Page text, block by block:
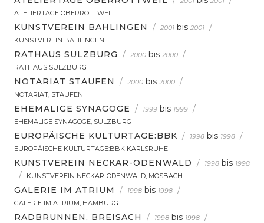
ATELIERTAGE OBERROTTWEIL
KUNSTVEREIN BAHLINGEN / 2001 bis 2001 /
KUNSTVEREIN BAHLINGEN
RATHAUS SULZBURG / 2000 bis 2000 /
RATHAUS SULZBURG
NOTARIAT STAUFEN / 2000 bis 2000 /
NOTARIAT, STAUFEN
EHEMALIGE SYNAGOGE / 1999 bis 1999 /
EHEMALIGE SYNAGOGE, SULZBURG
EUROPÄISCHE KULTURTAGE:BBK / 1998 bis 1998 /
EUROPÄISCHE KULTURTAGE:BBK KARLSRUHE
KUNSTVEREIN NECKAR-ODENWALD / 1998 bis 1998
/ KUNSTVEREIN NECKAR-ODENWALD, MOSBACH
GALERIE IM ATRIUM / 1998 bis 1998 /
GALERIE IM ATRIUM, HAMBURG
RADBRUNNEN, BREISACH / 1998 bis 1998 /